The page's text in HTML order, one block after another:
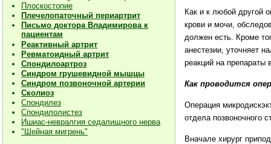
Плоскостопие
Плечелопаточный периартрит
Письмо доктора Владимирова к
пациентам
Реактивный артрит
Ревматоидный артрит
Спондилоартроз
Синдром грушевидной мышцы
Синдром позвоночной артерии
Сколиоз
Спондилез
Спондилолистез
Ишиас-невралгия седалищного нерва
"Шейная мигрень"
Как и к любой другой
крови и мочи,
должен есть. Кроме
анестезии, уточняет
реакций на препараты
Как проводится
Операция
отдела позвоночного
Вначале хирург